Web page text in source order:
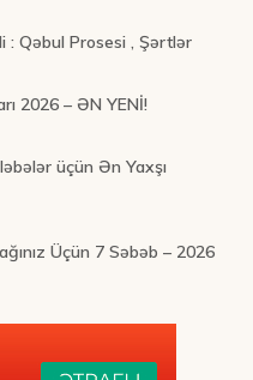
: Qəbul Prosesi , Şərtlər
2026 – ƏN YENİ!
üçün Ən Yaxşı
Üçün 7 Səbəb – 2026